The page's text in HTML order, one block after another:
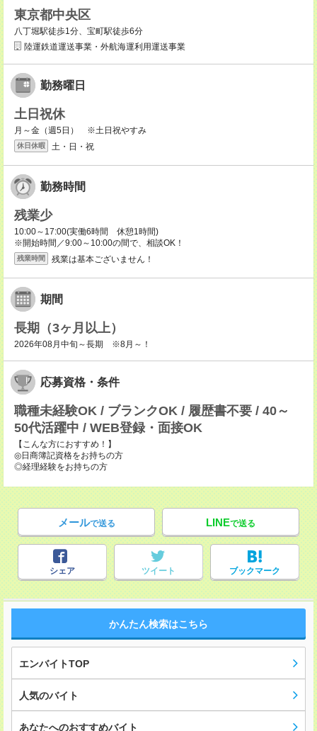
東京都中央区
八丁堀駅徒歩1分、宝町駅徒歩6分
陸運鉄道運送事業・外航海運利用運送事業
勤務曜日
土日祝休
月～金（週5日） ※土日祝やすみ
休日休暇 土・日・祝
勤務時間
残業少
10:00～17:00(実働6時間 休憩1時間)
※開始時間／9:00～10:00の間で、相談OK！
残業時間 残業は基本ございません！
期間
長期（3ヶ月以上）
2026年08月中旬～長期 ※8月～！
応募資格・条件
職種未経験OK / ブランクOK / 履歴書不要 / 40～
50代活躍中 / WEB登録・面接OK
【こんな方におすすめ！】
◎日商簿記資格をお持ちの方
◎経理経験をお持ちの方
メールで送る LINEで送る
シェア ツイート ブックマーク
かんたん検索はこちら
エンバイトTOP
人気のバイト
あなたへのおすすめバイト